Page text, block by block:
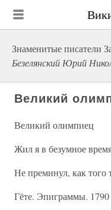
Знаменитые писатели
Безелянский Юрий
Великий
Великий олимпиец
Жил я в безумное
Не преминул, как того
Гёте. Эпиграммы. 1790